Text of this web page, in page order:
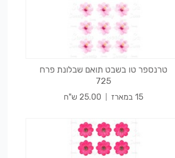
טרנספר טו בשבט תואם שבלונת פרח
725
15 במארז 25.00 ש"ח